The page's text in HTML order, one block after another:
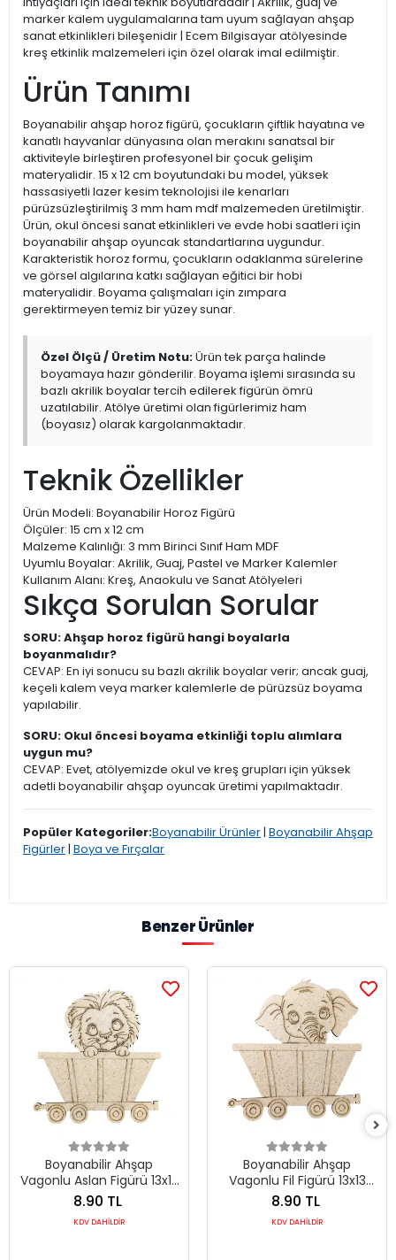
marker kalem uygulamalarına tam uyum sağlayan ahşap
sanat etkinlikleri bileşenidir | Ecem Bilgisayar atölyesinde
kreş etkinlik malzemeleri için özel olarak imal edilmiştir.
Ürün Tanımı
Boyanabilir ahşap horoz figürü, çocukların çiftlik hayatına ve
kanatlı hayvanlar dünyasına olan merakını sanatsal bir
aktiviteyle birleştiren profesyonel bir çocuk gelişim
materyalidir. 15 x 12 cm boyutundaki bu model, yüksek
hassasiyetli lazer kesim teknolojisi ile kenarları
pürüzsüzleştirilmiş 3 mm ham mdf malzemeden üretilmiştir.
Ürün, okul öncesi sanat etkinlikleri ve evde hobi saatleri için
boyanabilir ahşap oyuncak standartlarına uygundur.
Karakteristik horoz formu, çocukların odaklanma sürelerine
ve görsel algılarına katkı sağlayan eğitici bir hobi
materyalidir. Boyama çalışmaları için zımpara
gerektirmeyen temiz bir yüzey sunar.
Özel Ölçü / Üretim Notu:Ürün tek parça halinde
boyamaya hazır gönderilir. Boyama işlemi sırasında su
bazlı akrilik boyalar tercih edilerek figürün ömrü
uzatılabilir. Atölye üretimi olan figürlerimiz ham
(boyasız) olarak kargolanmaktadır.
Teknik Özellikler
Ürün Modeli: Boyanabilir Horoz Figürü
Ölçüler: 15 cm x 12 cm
Malzeme Kalınlığı: 3 mm Birinci Sınıf Ham MDF
Uyumlu Boyalar: Akrilik, Guaj, Pastel ve Marker Kalemler
Kullanım Alanı: Kreş, Anaokulu ve Sanat Atölyeleri
Sıkça Sorulan Sorular
SORU: Ahşap horoz figürü hangi boyalarla
boyanmalıdır?
CEVAP: En iyi sonucu su bazlı akrilik boyalar verir; ancak guaj,
keçeli kalem veya marker kalemlerle de pürüzsüz boyama
yapılabilir.
SORU: Okul öncesi boyama etkinliği toplu alımlara
uygun mu?
CEVAP: Evet, atölyemizde okul ve kreş grupları için yüksek
adetli boyanabilir ahşap oyuncak üretimi yapılmaktadır.
Popüler Kategoriler:Boyanabilir Ürünler | Boyanabilir Ahşap
Figürler | Boya ve Fırçalar
Benzer Ürünler
Boyanabilir Ahşap
Vagonlu Aslan Figürü 13x13
cm
8.90 TL
KDV DAHİLDİR
Boyanabilir Ahşap
Vagonlu Fil Figürü 13x13
cm
8.90 TL
KDV DAHİLDİR